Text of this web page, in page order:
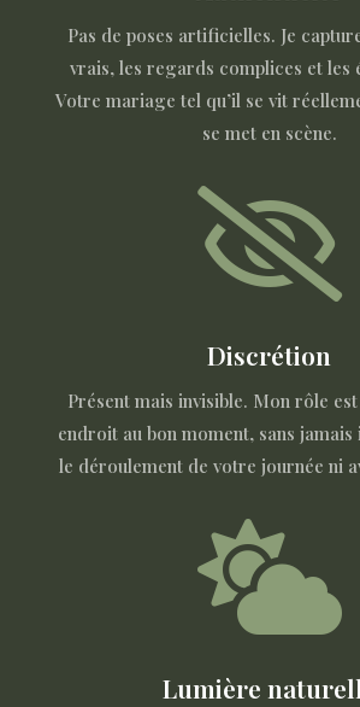
Pas de poses artificielles. Je
vrais, les regards complices et les
Votre mariage tel qu’il se vit
se met en scène.

Discrétion
Présent mais invisible. Mon rôle
endroit au bon moment, sans
le déroulement de votre journée ni

Lumière